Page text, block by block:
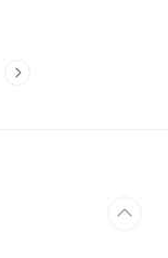
히 글을 올린다고
안내하겠습니다.1.